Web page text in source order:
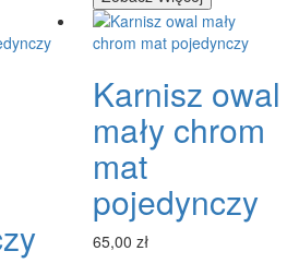
Karnisz owal
mały chrom
mat
pojedynczy
65,00 zł